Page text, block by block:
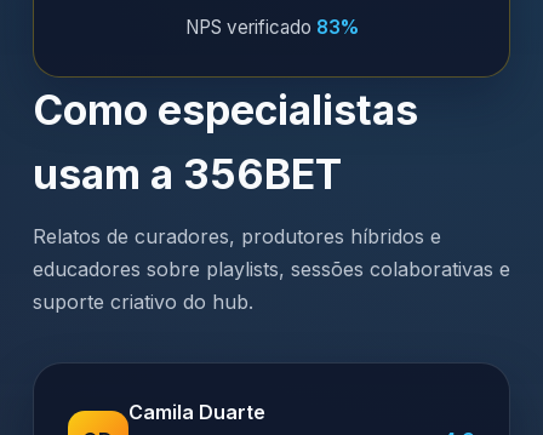
NPS verificado 83%
Como especialistas
usam a 356BET
Relatos de curadores, produtores híbridos e
educadores sobre playlists, sessões colaborativas e
suporte criativo do hub.
Camila Duarte